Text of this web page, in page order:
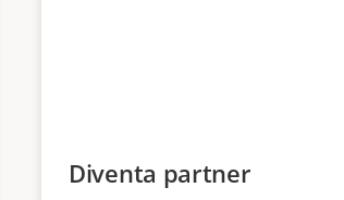
Diventa partner